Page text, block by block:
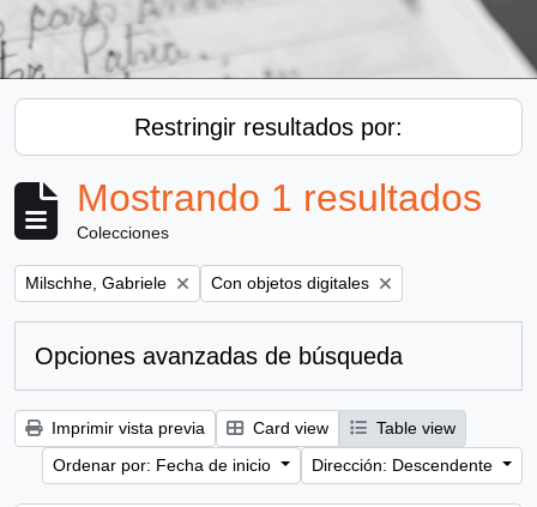
Restringir resultados por:
Mostrando 1 resultados
Colecciones
Remove filter:
Milschhe, Gabriele Remove filter:
Con objetos digitales
Opciones avanzadas de búsqueda
Imprimir vista previa Card view
Table view
Ordenar por: Fecha de inicio
Dirección: Descendente